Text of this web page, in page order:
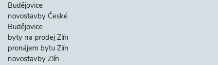
Budějovice
novostavby České
Budějovice
byty na prodej Zlín
pronájem bytu Zlín
novostavby Zlín